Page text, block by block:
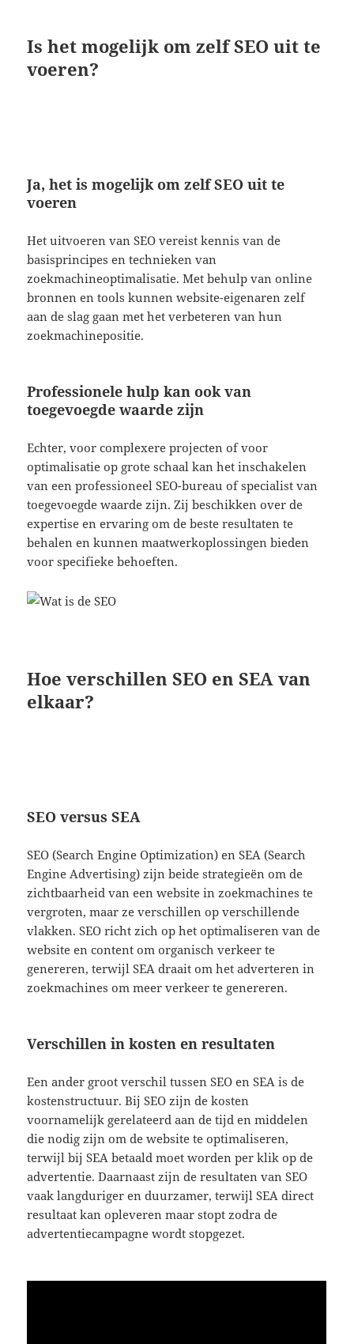
Is het mogelijk om zelf SEO uit te
voeren?
Ja, het is mogelijk om zelf SEO uit te
voeren
Het uitvoeren van SEO vereist kennis van de
basisprincipes en technieken van
zoekmachineoptimalisatie. Met behulp van online
bronnen en tools kunnen website-eigenaren zelf
aan de slag gaan met het verbeteren van hun
zoekmachinepositie.
Professionele hulp kan ook van
toegevoegde waarde zijn
Echter, voor complexere projecten of voor
optimalisatie op grote schaal kan het inschakelen
van een professioneel SEO-bureau of specialist van
toegevoegde waarde zijn. Zij beschikken over de
expertise en ervaring om de beste resultaten te
behalen en kunnen maatwerkoplossingen bieden
voor specifieke behoeften.
Hoe verschillen SEO en SEA van
elkaar?
SEO versus SEA
SEO (Search Engine Optimization) en SEA (Search
Engine Advertising) zijn beide strategieën om de
zichtbaarheid van een website in zoekmachines te
vergroten, maar ze verschillen op verschillende
vlakken. SEO richt zich op het optimaliseren van de
website en content om organisch verkeer te
genereren, terwijl SEA draait om het adverteren in
zoekmachines om meer verkeer te genereren.
Verschillen in kosten en resultaten
Een ander groot verschil tussen SEO en SEA is de
kostenstructuur. Bij SEO zijn de kosten
voornamelijk gerelateerd aan de tijd en middelen
die nodig zijn om de website te optimaliseren,
terwijl bij SEA betaald moet worden per klik op de
advertentie. Daarnaast zijn de resultaten van SEO
vaak langduriger en duurzamer, terwijl SEA direct
resultaat kan opleveren maar stopt zodra de
advertentiecampagne wordt stopgezet.